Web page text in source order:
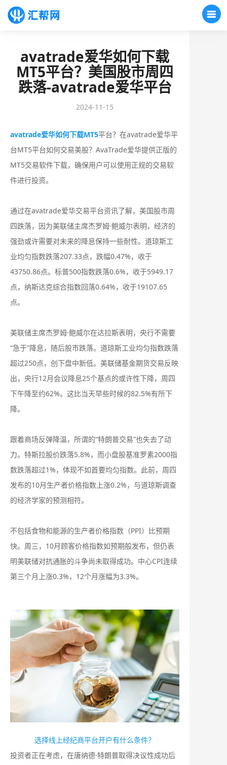
avatrade爱华如何下载
MT5平台？美国股市周四
跌落-avatrade爱华平台
2024-11-15
avatrade爱华如何下载MT5平台？在avatrade爱华平
台MT5平台如何交易美股？AvaTrade爱华提供正版的
MT5交易软件下载，确保用户可以使用正规的交易软
件进行投资。
通过在avatrade爱华交易平台资讯了解，美国股市周
四跌落，因为美联储主席杰罗姆·鲍威尔表明，经济的
强劲或许需要对未来的降息保持一些耐性。道琼斯工
业均匀指数跌落207.33点，跌幅0.47%，收于
43750.86点。标普500指数跌落0.6%，收于5949.17
点，纳斯达克综合指数回落0.64%，收于19107.65
点。
美联储主席杰罗姆·鲍威尔在达拉斯表明，央行不需要
“急于”降息，随后股市跌落。道琼斯工业均匀指数跌落
超过250点，创下盘中新低。美联储基金期货交易反映
出，央行12月会议降息25个基点的或许性下降，周四
下午降至约62%。这比当天早些时候的82.5%有所下
降。
跟着商场反弹降温，所谓的“特朗普交易”也失去了动
力。特斯拉股价跌落5.8%，而小盘股基准罗素2000指
数跌落超过1%，体现不如首要均匀指数。此前，周四
发布的10月生产者价格指数上涨0.2%，与道琼斯调查
的经济学家的预测相符。
不包括食物和能源的生产者价格指数（PPI）比预期
快。周三，10月顾客价格指数如预期般发布，但仍表
明美联储对抗通胀的斗争尚未取得成功。中心CPI连续
第三个月上涨0.3%，12个月涨幅为3.3%。
选择线上经纪商平台开户有什么条件？
投资者正在考虑，在唐纳德·特朗普取得决议性成功后